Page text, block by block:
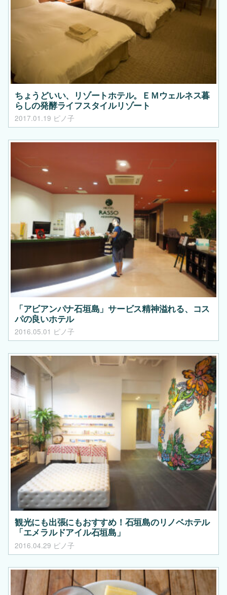
ちょうどいい、リゾートホテル。ＥＭウェルネス暮
らしの発酵ライフスタイルリゾート
2017.01.19 ピノ子
「アビアンパナ石垣島」サービス精神溢れる、コス
パの良いホテル
2016.05.01 ピノ子
観光にも出張にもおすすめ！石垣島のリノベホテル
「エメラルドアイル石垣島」
2016.04.29 ピノ子